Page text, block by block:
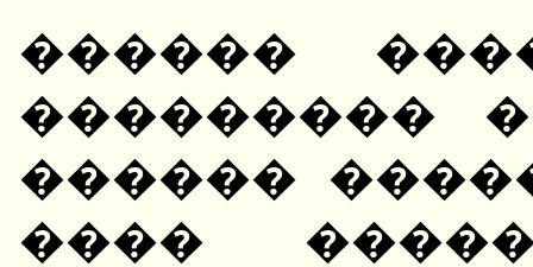
������
���������
������
����